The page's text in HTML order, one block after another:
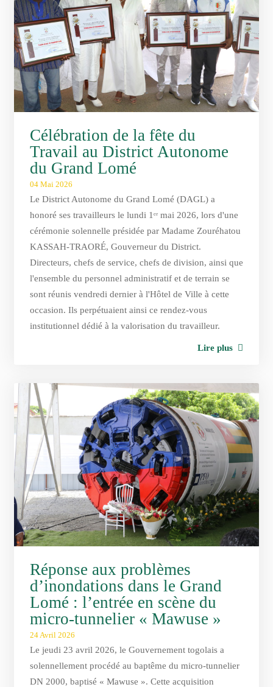
Célébration de la fête du
Travail au District Autonome
du Grand Lomé
04 Mai 2026
Le District Autonome du Grand Lomé (DAGL) a
honoré ses travailleurs le lundi 1ᵉʳ mai 2026, lors d'une
cérémonie solennelle présidée par Madame Zouréhatou
KASSAH-TRAORÉ, Gouverneur du District.
Directeurs, chefs de service, chefs de division, ainsi que
l'ensemble du personnel administratif et de terrain se
sont réunis vendredi dernier à l'Hôtel de Ville à cette
occasion. Ils perpétuaient ainsi ce rendez-vous
institutionnel dédié à la valorisation du travailleur.
Lire plus
Réponse aux problèmes
d’inondations dans le Grand
Lomé : l’entrée en scène du
micro-tunnelier « Mawuse »
24 Avril 2026
Le jeudi 23 avril 2026, le Gouvernement togolais a
solennellement procédé au baptême du micro-tunnelier
DN 2000, baptisé « Mawuse ». Cette acquisition